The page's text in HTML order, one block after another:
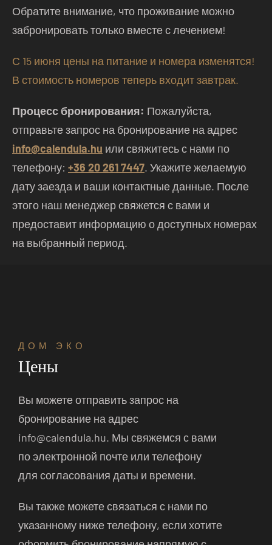
Обратите внимание, что проживание можно
забронировать только вместе с лечением!
С 15 июня цены на питание и номера изменятся!
В стоимость номеров теперь входит завтрак.
Процесс бронирования: Пожалуйста,
отправьте запрос на бронирование на адрес
info@calendula.hu или свяжитесь с нами по
телефону: +36 20 261 7447. Укажите желаемую
дату заезда и ваши контактные данные. После
этого наш менеджер свяжется с вами и
предоставит информацию о доступных номерах
на выбранный период.
ДОМ ЭКО
Цены
Вы можете отправить запрос на
бронирование на адрес
info@calendula.hu. Мы свяжемся с вами
по электронной почте или телефону
для согласования даты и времени.
Вы также можете связаться с нами по
указанному ниже телефону, если хотите